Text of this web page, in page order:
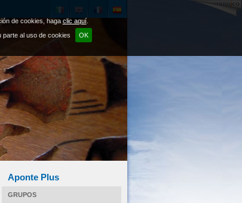
de cookies, haga clic aquí.
parte al uso de cookies
OK
Aponte Plus
GRUPOS